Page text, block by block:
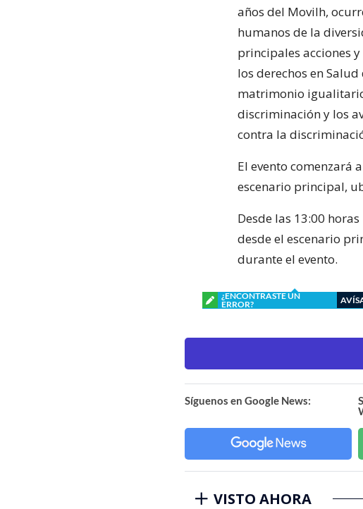
años del Movilh,
humanos de la
principales acciones
los derechos en
matrimonio
discriminación y los
contra la
El evento comenzará
escenario principal,
Desde las 13:00
desde el escenario
durante el evento.
¿ENCONTRASTE UN
ERROR?
Síguenos en Google News:
VISTO AHORA